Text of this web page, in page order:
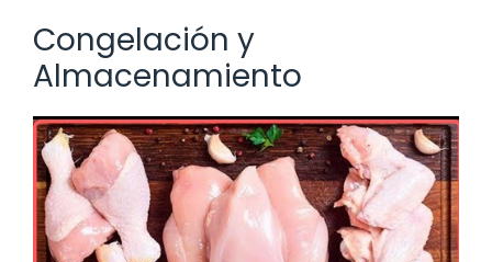
Congelación y
Almacenamiento